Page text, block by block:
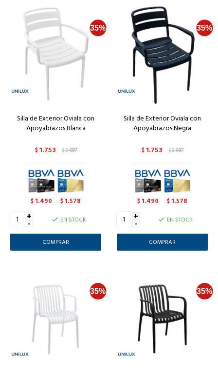
Silla de Exterior Oviala con
Apoyabrazos Blanca
$1.753 $2.697
$ 1.490 $ 1.578
+
- EN STOCK
Silla de Exterior Oviala con
Apoyabrazos Negra
$1.753 $2.697
$ 1.490 $ 1.578
+
- EN STOCK